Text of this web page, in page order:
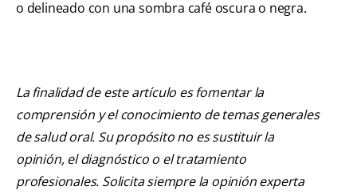
o delineado con una sombra café oscura o negra.
La finalidad de este artículo es fomentar la
comprensión y el conocimiento de temas generales
de salud oral. Su propósito no es sustituir la
opinión, el diagnóstico o el tratamiento
profesionales. Solicita siempre la opinión experta